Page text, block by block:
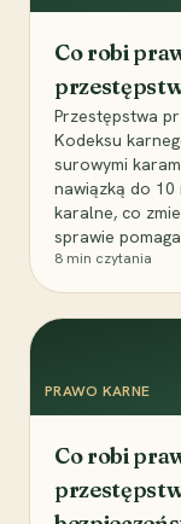
Co robi
Przestępstwa
Kodeksu
surowymi
nawiązką do 10
karalne, co
sprawie
8 min czytania
PRAWO KARNE
Co robi